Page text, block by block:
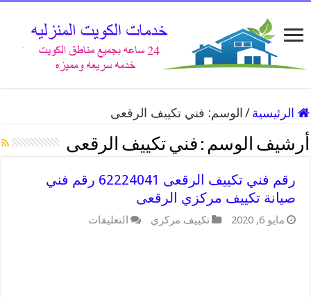
الرئيسية / الوسم: فني تكييف الرقعى
أرشيف الوسم : فني تكييف الرقعى
رقم فني تكييف الرقعى 62224041 رقم فني
صيانة تكييف مركزي الرقعى
مايو 6, 2020 تكييف مركزي التعليقات